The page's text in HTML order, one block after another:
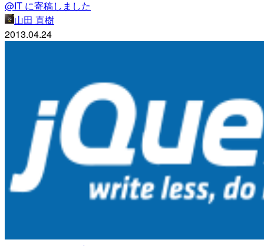
@IT に寄稿しました
山田 直樹
2013.04.24